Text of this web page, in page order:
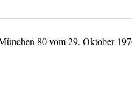
80 vom 29. Oktober